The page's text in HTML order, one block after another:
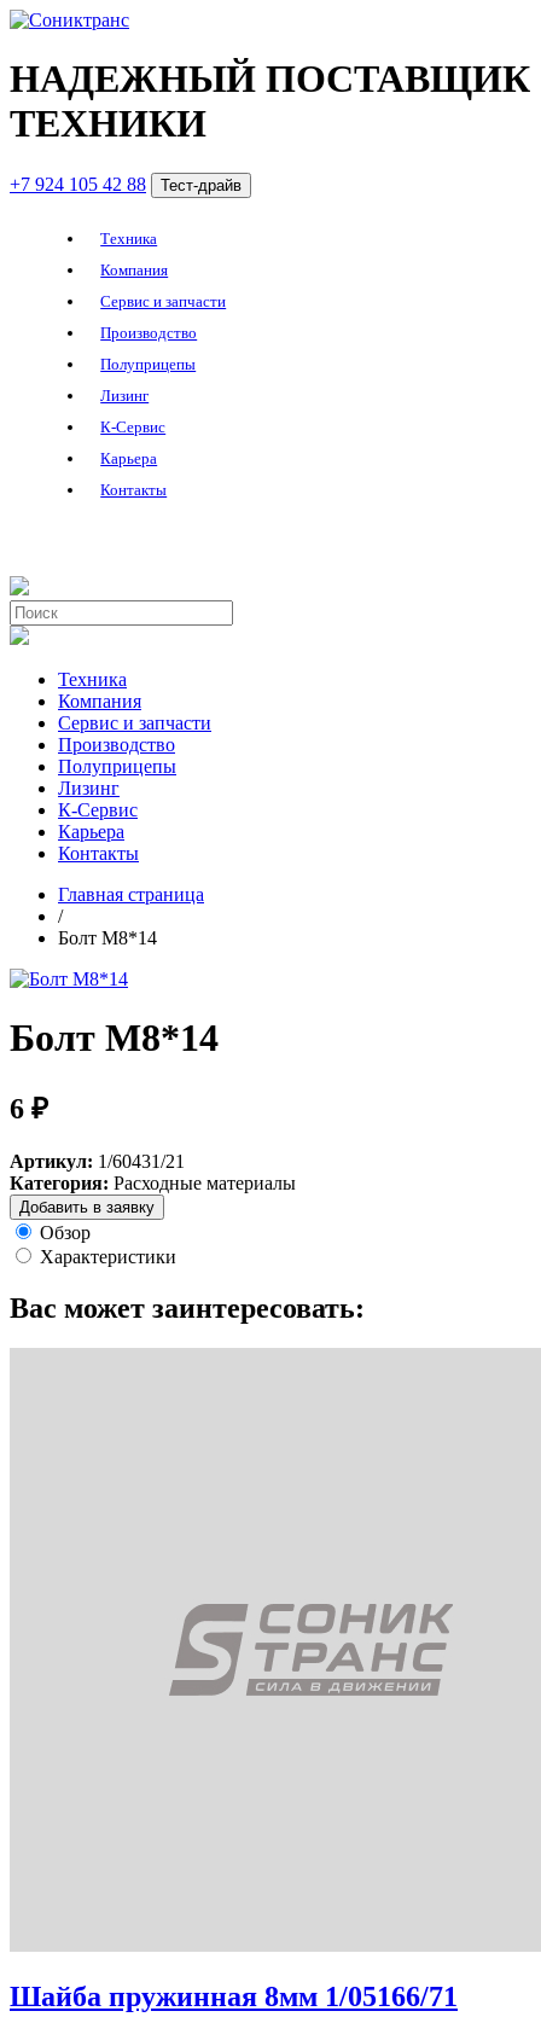
НАДЕЖНЫЙ ПОСТАВЩИК
ТЕХНИКИ
+7 924 105 42 88 Тест-драйв
Техника
Компания
Сервис и запчасти
Производство
Полуприцепы
Лизинг
К-Сервис
Карьера
Контакты
Техника
Компания
Сервис и запчасти
Производство
Полуприцепы
Лизинг
К-Сервис
Карьера
Контакты
Главная страница
/
Болт М8*14
Болт М8*14
6 ₽
Артикул: 1/60431/21
Категория: Расходные материалы
Добавить в заявку
Обзор
Характеристики
Вас может заинтересовать:
Шайба пружинная 8мм 1/05166/71